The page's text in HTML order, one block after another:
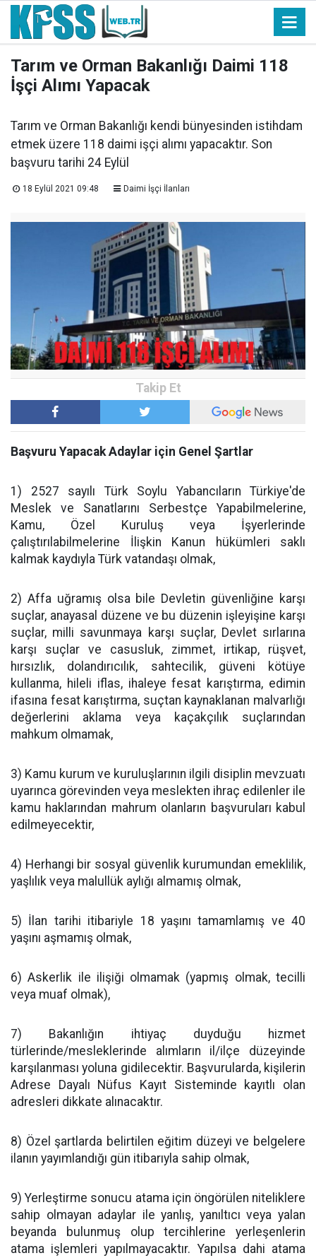
Tarım ve Orman Bakanlığı Daimi 118
İşçi Alımı Yapacak
Tarım ve Orman Bakanlığı kendi bünyesinden istihdam
etmek üzere 118 daimi işçi alımı yapacaktır. Son
başvuru tarihi 24 Eylül
18 Eylül 2021 09:48 Daimi İşçi İlanları
Başvuru Yapacak Adaylar için Genel Şartlar
1) 2527 sayılı Türk Soylu Yabancıların Türkiye'de
Meslek ve Sanatlarını Serbestçe Yapabilmelerine,
Kamu, Özel Kuruluş veya İşyerlerinde
çalıştırılabilmelerine İlişkin Kanun hükümleri saklı
kalmak kaydıyla Türk vatandaşı olmak,
2) Affa uğramış olsa bile Devletin güvenliğine karşı
suçlar, anayasal düzene ve bu düzenin işleyişine karşı
suçlar, milli savunmaya karşı suçlar, Devlet sırlarına
karşı suçlar ve casusluk, zimmet, irtikap, rüşvet,
hırsızlık, dolandırıcılık, sahtecilik, güveni kötüye
kullanma, hileli iflas, ihaleye fesat karıştırma, edimin
ifasına fesat karıştırma, suçtan kaynaklanan malvarlığı
değerlerini aklama veya kaçakçılık suçlarından
mahkum olmamak,
3) Kamu kurum ve kuruluşlarının ilgili disiplin mevzuatı
uyarınca görevinden veya meslekten ihraç edilenler ile
kamu haklarından mahrum olanların başvuruları kabul
edilmeyecektir,
4) Herhangi bir sosyal güvenlik kurumundan emeklilik,
yaşlılık veya malullük aylığı almamış olmak,
5) İlan tarihi itibariyle 18 yaşını tamamlamış ve 40
yaşını aşmamış olmak,
6) Askerlik ile ilişiği olmamak (yapmış olmak, tecilli
veya muaf olmak),
7) Bakanlığın ihtiyaç duyduğu hizmet
türlerinde/mesleklerinde alımların il/ilçe düzeyinde
karşılanması yoluna gidilecektir. Başvurularda, kişilerin
Adrese Dayalı Nüfus Kayıt Sisteminde kayıtlı olan
adresleri dikkate alınacaktır.
8) Özel şartlarda belirtilen eğitim düzeyi ve belgelere
ilanın yayımlandığı gün itibarıyla sahip olmak,
9) Yerleştirme sonucu atama için öngörülen niteliklere
sahip olmayan adaylar ile yanlış, yanıltıcı veya yalan
beyanda bulunmuş olup tercihlerine yerleşenlerin
atama işlemleri yapılmayacaktır. Yapılsa dahi atama